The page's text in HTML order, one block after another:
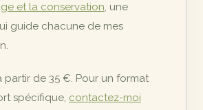
et la conservation, une
guide chacune de mes
partir de 35 €. Pour un format
spécifique, contactez-moi